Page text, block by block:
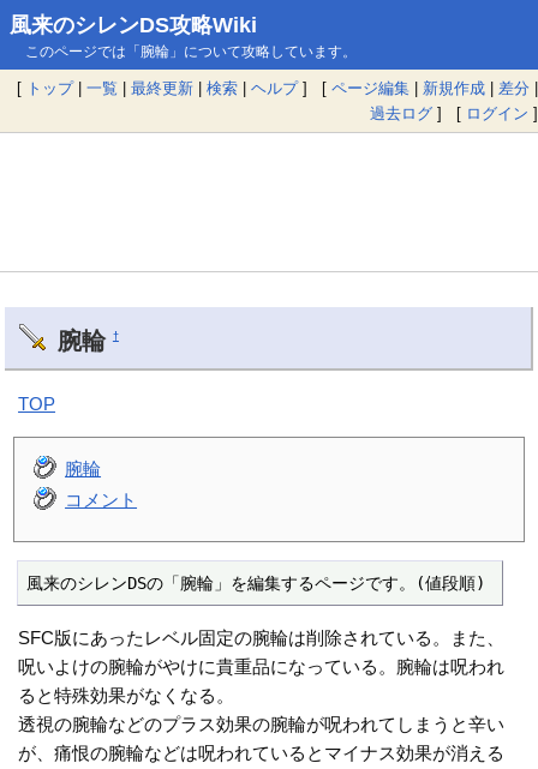
風来のシレンDS攻略Wiki
このページでは「腕輪」について攻略しています。
[ トップ| 一覧 | 最終更新 | 検索 | ヘルプ] [ ページ編集 | 新規作成 | 差分 |
過去ログ ] [ ログイン ]
腕輪 †
TOP
腕輪
コメント
風来のシレンDSの「腕輪」を編集するページです。(値段順)
SFC版にあったレベル固定の腕輪は削除されている。また、
呪いよけの腕輪がやけに貴重品になっている。腕輪は呪われ
ると特殊効果がなくなる。
透視の腕輪などのプラス効果の腕輪が呪われてしまうと辛い
が、痛恨の腕輪などは呪われているとマイナス効果が消える